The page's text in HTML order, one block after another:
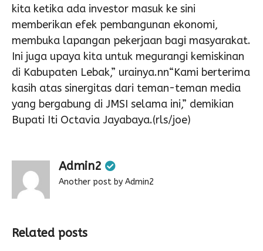
kita ketika ada investor masuk ke sini
memberikan efek pembangunan ekonomi,
membuka lapangan pekerjaan bagi masyarakat.
Ini juga upaya kita untuk megurangi kemiskinan
di Kabupaten Lebak,” urainya.nn“Kami berterima
kasih atas sinergitas dari teman-teman media
yang bergabung di JMSI selama ini,” demikian
Bupati Iti Octavia Jayabaya.(rls/joe)
Admin2
Another post by Admin2
Related posts